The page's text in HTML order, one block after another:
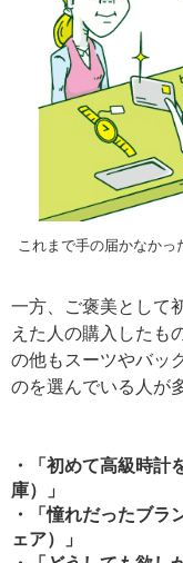
これまで手の届かなか
一方、ご褒美として
えた人の購入したも
の他もスーツやバッ
のを選んでいる人が
・「初めて高級時
庫）」
・「憧れだったブ
ェア）」